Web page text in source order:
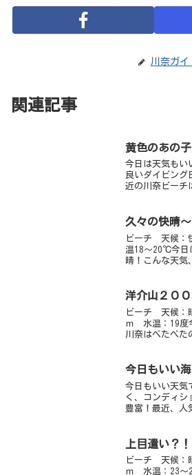
川奈ガ
関連記事
黄色のあの
今日は天気もい
良いダイビング
近の川奈ビーチ
り、カラーはそ
久々の快晴
ビーチ 天候
温18～20℃今日
晴！こんな天気
透明度少しづつ
洋介山２０
ビーチ 天候：
ｍ 水温：19度
川奈はべたべた
たのはゲストの
今日もいい海
今日もいい天気
く、コンディ
豊富！最近、人
いです♪その他
ャモンエビの
上目遣い？！
ビーチ 天候：
ｍ 水温：23～